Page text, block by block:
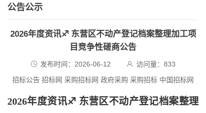
公告公示
2026年度资讯♐ 东营区不动产登记档案整理加工项
目竞争性磋商公告
发布时间：2026-06-12 访问量： 833
招标公告 招标网 采购招标网 政府采购 采购招标 中国招标网
2026年度资讯♐ 东营区不动产登记档案整理